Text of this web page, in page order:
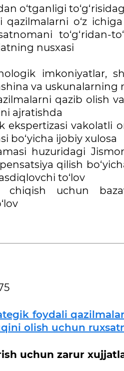
o‘tganligi
qazilmalarni o‘z
to‘g‘ridan-
nusxasi
imkoniyatlar,
va uskunalarning
qazib olish
ajratishda
ekspertizasi vakolatli
bo‘yicha ijobiy xulosa
huzuridagi
qilish
to‘lov
chiqish uchun
foydali
olish uchun
uchun zarur